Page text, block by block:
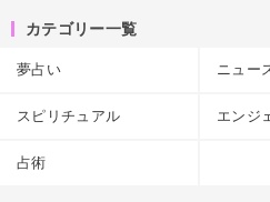
カテゴリー一覧
夢占い ニュー
スピリチュアル エンジ
占術